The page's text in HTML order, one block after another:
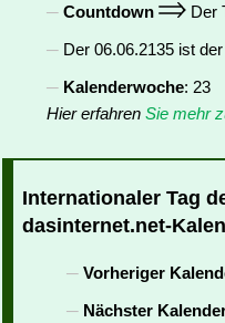
Countdown
Der
Der 06.06.2135 ist der
Kalenderwoche: 23
Hier erfahren Sie mehr
Internationaler Tag
dasinternet.net-
Vorheriger
Nächster